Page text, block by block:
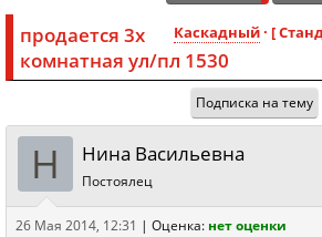
Каскадный· [
продается 3х
комнатная ул/пл 1530
Подписка на тему
Н Нина Васильевна
Постоялец
26 Мая 2014, 12:31 | Оценка: нет оценки